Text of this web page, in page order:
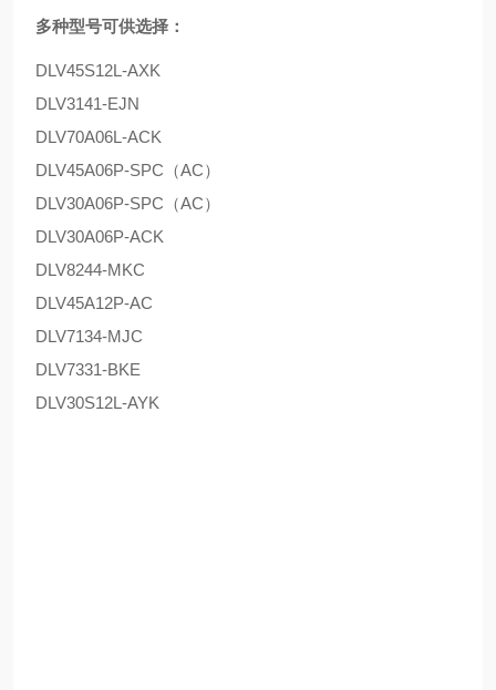
多种型号可供选择：
DLV45S12L-AXK
DLV3141-EJN
DLV70A06L-ACK
DLV45A06P-SPC（AC）
DLV30A06P-SPC（AC）
DLV30A06P-ACK
DLV8244-MKC
DLV45A12P-AC
DLV7134-MJC
DLV7331-BKE
DLV30S12L-AYK